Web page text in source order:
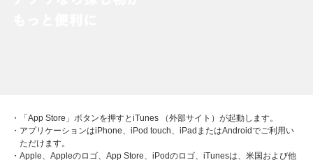
・「App Store」ボタンを押すとiTunes （外部サイト）が起動します。
・アプリケーションはiPhone、iPod touch、iPadまたはAndroidでご利用い
ただけます。
・Apple、Appleのロゴ、App Store、iPodのロゴ、iTunesは、米国および他